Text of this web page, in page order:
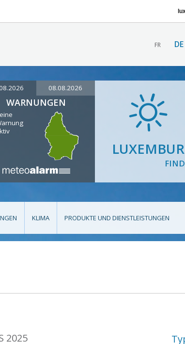
FR DE
08.08.2026
WARNUNGEN
KLIMA PRODUKTE UND DIENSTLEISTUNGEN
2025